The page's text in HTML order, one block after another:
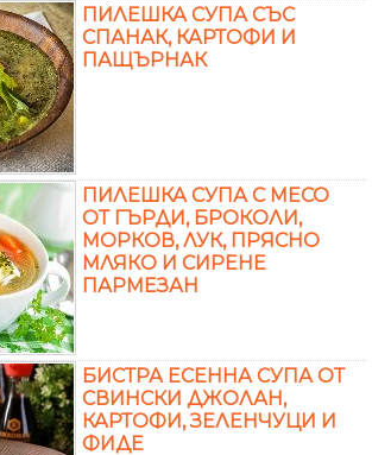
ПИЛЕШКА СУПА СЪС
СПАНАК, КАРТОФИ И
ПАЩЪРНАК
ПИЛЕШКА СУПА С МЕСО
ОТ ГЪРДИ, БРОКОЛИ,
МОРКОВ, ЛУК, ПРЯСНО
МЛЯКО И СИРЕНЕ
ПАРМЕЗАН
БИСТРА ЕСЕННА СУПА ОТ
СВИНСКИ ДЖОЛАН,
КАРТОФИ, ЗЕЛЕНЧУЦИ И
ФИДЕ